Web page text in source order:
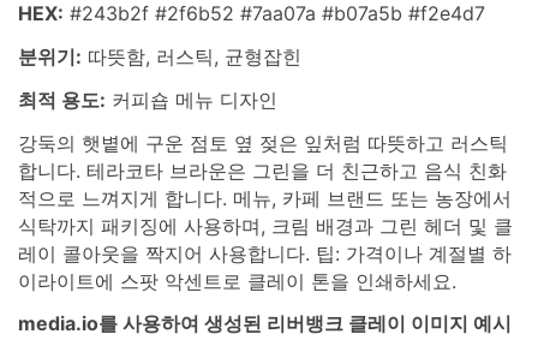
HEX: #243b2f #2f6b52 #7aa07a #b07a5b #f2e4d7
분위기: 따뜻함, 러스틱, 균형잡힌
최적 용도: 커피숍 메뉴 디자인
강둑의 햇볕에 구운 점토 옆 젖은 잎처럼 따뜻하고 러스틱
합니다. 테라코타 브라운은 그린을 더 친근하고 음식 친화
적으로 느껴지게 합니다. 메뉴, 카페 브랜드 또는 농장에서
식탁까지 패키징에 사용하며, 크림 배경과 그린 헤더 및 클
레이 콜아웃을 짝지어 사용합니다. 팁: 가격이나 계절별 하
이라이트에 스팟 악센트로 클레이 톤을 인쇄하세요.
media.io를 사용하여 생성된 리버뱅크 클레이 이미지 예시